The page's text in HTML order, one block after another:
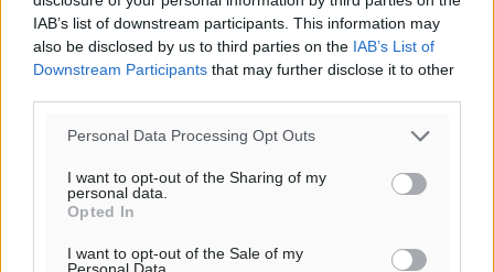
IAB’s list of downstream participants. This information may
also be disclosed by us to third parties on the IAB’s List of
Downstream Participants that may further disclose it to other
Personal Data Processing Opt Outs
I want to opt-out of the Sharing of my
personal data.
Opted In
I want to opt-out of the Sale of my
Personal Data.